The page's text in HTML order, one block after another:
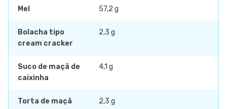
Mel 57,2 g
Bolacha tipo
cream cracker
2,3 g
Suco de maçã de
caixinha
4,1 g
Torta de maçã 2,3 g